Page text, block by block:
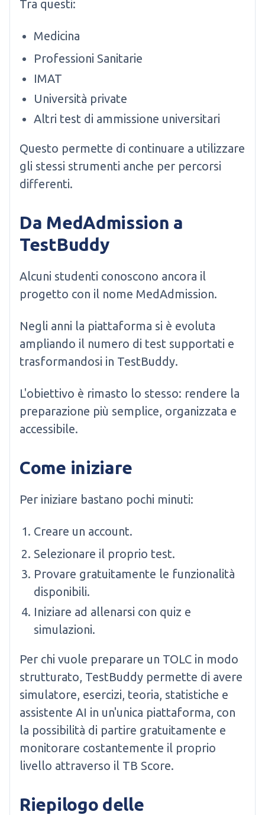
Tra questi:
Medicina
Professioni Sanitarie
IMAT
Università private
Altri test di ammissione universitari
Questo permette di continuare a utilizzare
gli stessi strumenti anche per percorsi
differenti.
Da MedAdmission a
TestBuddy
Alcuni studenti conoscono ancora il
progetto con il nome MedAdmission.
Negli anni la piattaforma si è evoluta
ampliando il numero di test supportati e
trasformandosi in TestBuddy.
L'obiettivo è rimasto lo stesso: rendere la
preparazione più semplice, organizzata e
accessibile.
Come iniziare
Per iniziare bastano pochi minuti:
Creare un account.
Selezionare il proprio test.
Provare gratuitamente le funzionalità
disponibili.
Iniziare ad allenarsi con quiz e
simulazioni.
Per chi vuole preparare un TOLC in modo
strutturato, TestBuddy permette di avere
simulatore, esercizi, teoria, statistiche e
assistente AI in un'unica piattaforma, con
la possibilità di partire gratuitamente e
monitorare costantemente il proprio
livello attraverso il TB Score.
Riepilogo delle